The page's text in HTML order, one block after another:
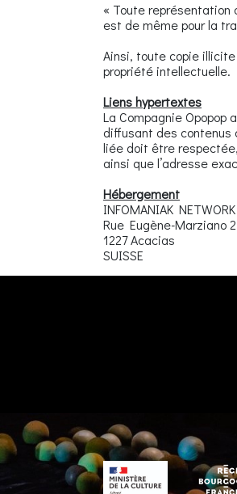
« Toute représentation
est de même pour la
Ainsi, toute copie
propriété intellectuelle.
Liens hypertextes
La Compagnie
diffusant des contenus
liée doit être
ainsi que l’adresse
Hébergement
INFOMANIAK
Rue Eugène-Marziano
1227 Acacias
SUISSE